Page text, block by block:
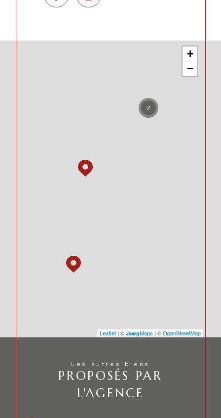
2
+
−
Leaflet | © JawgMaps | © OpenStreetMap
Les autres biens
PROPOSÉS PAR
L'AGENCE